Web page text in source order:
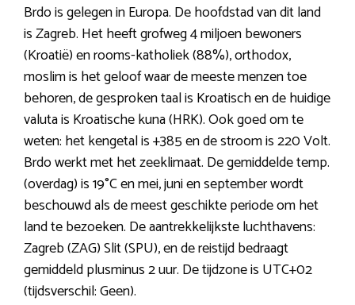
Brdo is gelegen in Europa. De hoofdstad van dit land
is Zagreb. Het heeft grofweg 4 miljoen bewoners
(Kroatië) en rooms-katholiek (88%), orthodox,
moslim is het geloof waar de meeste menzen toe
behoren, de gesproken taal is Kroatisch en de huidige
valuta is Kroatische kuna (HRK). Ook goed om te
weten: het kengetal is +385 en de stroom is 220 Volt.
Brdo werkt met het zeeklimaat. De gemiddelde temp.
(overdag) is 19°C en mei, juni en september wordt
beschouwd als de meest geschikte periode om het
land te bezoeken. De aantrekkelijkste luchthavens:
Zagreb (ZAG) Slit (SPU), en de reistijd bedraagt
gemiddeld plusminus 2 uur. De tijdzone is UTC+02
(tijdsverschil: Geen).